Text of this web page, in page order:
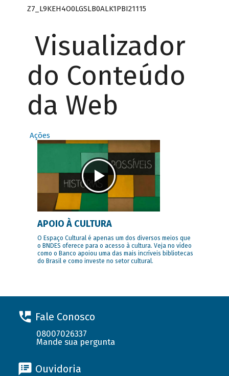
Z7_L9KEH4O0LGSLB0ALK1PBI21115
Visualizador
do Conteúdo
da Web
Ações
APOIO À CULTURA
O Espaço Cultural é apenas um dos diversos meios que
o BNDES oferece para o acesso à cultura. Veja no vídeo
como o Banco apoiou uma das mais incríveis bibliotecas
do Brasil e como investe no setor cultural.
Fale Conosco
08007026337
Mande sua pergunta
Ouvidoria